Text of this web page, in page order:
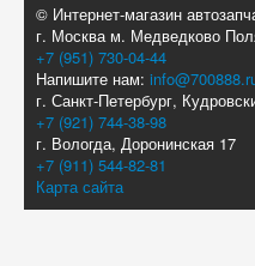
© Интернет-магазин
г. Москва м. Медведково
+7 (951) 730-04-44
Напишите нам:
г. Санкт-Петербург,
+7 (921) 744-38-98
г. Вологда, Доронинская 17
+7 (911) 544-82-81
Карта сайта